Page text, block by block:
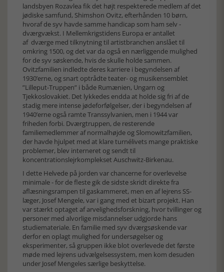
landsbyen Rozavlea fik det højt respekterede medlem af det
jødiske samfund, Shimshon Ovitz, efterhånden 10 børn,
hvoraf de syv havde samme handicap som ham selv -
dværgvækst. I Mellemkrigstidens Europa er antallet
af dværge med tilknytning til artistbranchen anslået til
omkring 1500, og det var da også en nærliggende mulighed
for de syv søskende, hvis de skulle holde sammen.
Ovitzfamilien indledte deres karriere i begyndelsen af
1930’erne, og snart optrådte teater- og musikensemblet
”Lilleput-Truppen” i både Rumænien, Ungarn og
Tjekkoslovakiet. Det lykkedes endda at holde sig fri af de
stadig mere intense jødeforfølgelser, der i begyndelsen af
1940’erne også ramte Transsylvanien, men i 1944 var
friheden forbi. Dværgtruppen, de resterende
familiemedlemmer af normalhøjde og Slomowitzfamilien,
der havde hjulpet med at klare turnélivets mange praktiske
problemer, blev interneret og sendt til
koncentrationslejrkomplekset Auschwitz-Birkenau.
I dette Helvede på jorden var chancerne for overlevelse
minimale - for de fleste gik de sidste skridt direkte fra
aflæsningsrampen til gaskammeret, men en af lejrens SS-
læger, Josef Mengele, var i gang med et bizart projekt. Han
var stærkt optaget af arvelighedsforskning, hvor tvillinger og
personer med alvorlige misdannelser udgjorde hans
studiemateriale. En familie med syv dværgsøskende var
derfor en oplagt mulighed for undersøgelser og
eksperimenter, så gruppen ikke blot overlevede det første
møde med lejrens udvælgelsessystem, men kom desuden
under Josef Mengeles særlige beskyttelse.